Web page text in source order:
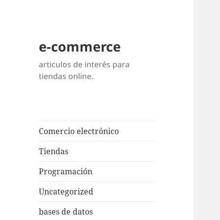
e-commerce
articulos de interés para
tiendas online.
Comercio electrónico
Tiendas
Programación
Uncategorized
bases de datos